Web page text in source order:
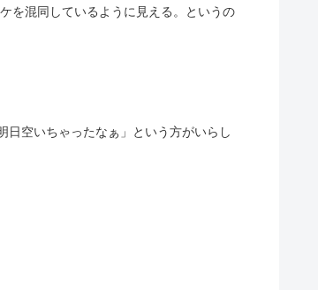
を混同しているように見える。というの
日空いちゃったなぁ」という方がいらし